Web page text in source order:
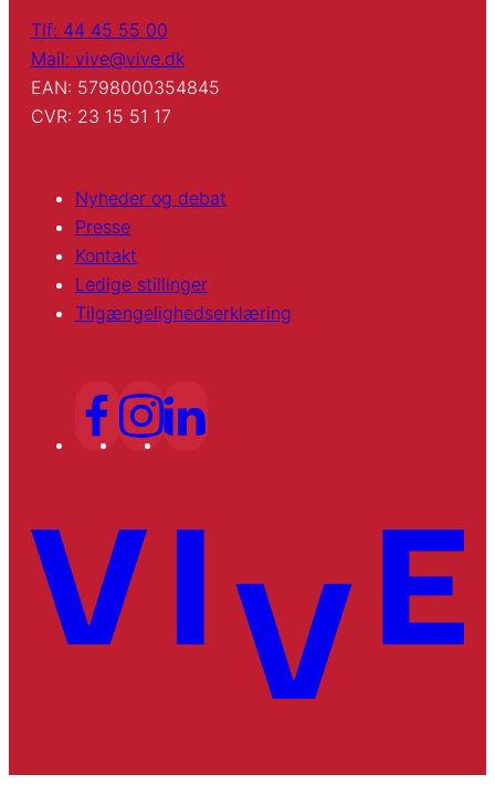
Tlf: 44 45 55 00
Mail: vive@vive.dk
EAN: 5798000354845
CVR: 23 15 51 17
Nyheder og debat
Presse
Kontakt
Ledige stillinger
Tilgængelighedserklæring